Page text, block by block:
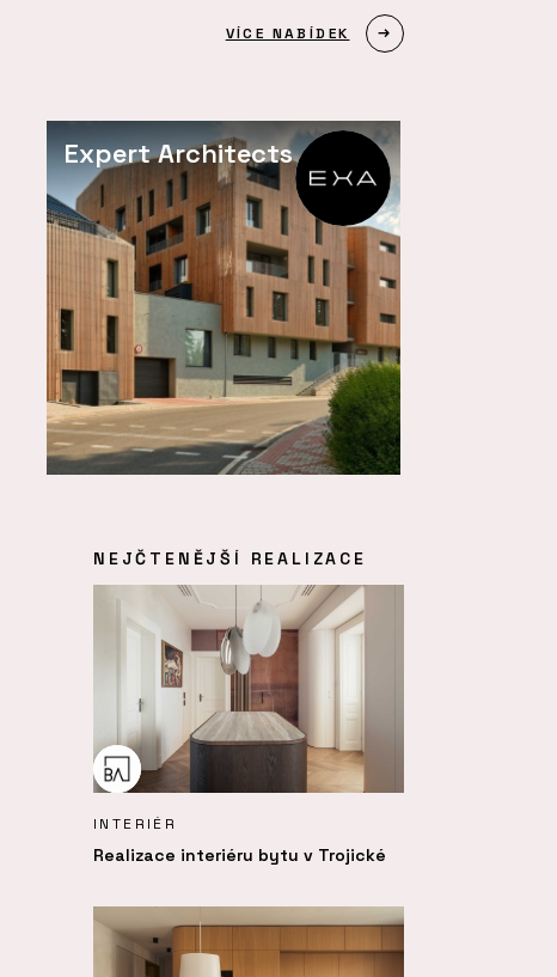
VÍCE NABÍDEK
Expert Architects
NEJČTENĚJŠÍ REALIZACE
INTERIÉR
Realizace interiéru bytu v Trojické